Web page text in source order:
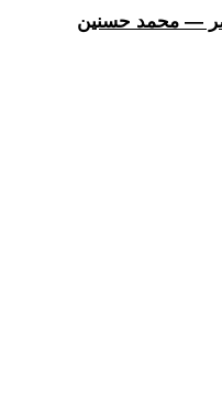
— محمد حسنين